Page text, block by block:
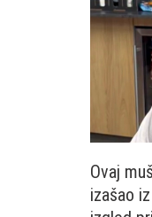
Ovaj
izašao